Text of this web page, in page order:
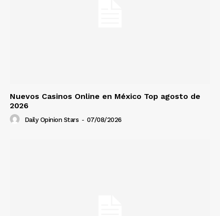
Nuevos Casinos Online en México Top agosto de
2026
Daily Opinion Stars - 07/08/2026